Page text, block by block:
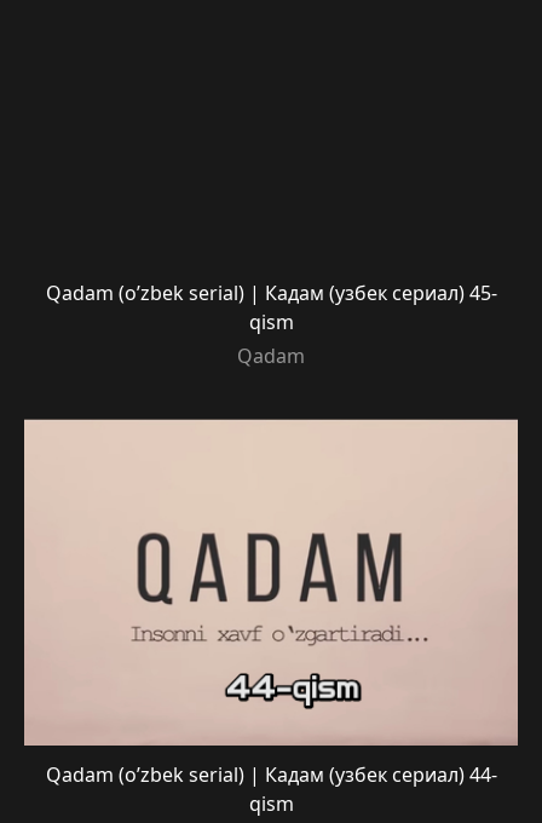
Qadam (o’zbek serial) | Кадам (узбек сериал) 45-
qism
Qadam
Qadam (o’zbek serial) | Кадам (узбек сериал) 44-
qism